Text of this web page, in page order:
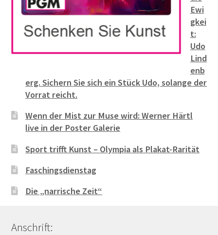
Ewi
gkei
t:
Udo
Lind
enb
erg. Sichern Sie sich ein Stück Udo, solange der
Vorrat reicht.
Wenn der Mist zur Muse wird: Werner Härtl
live in der Poster Galerie
Sport trifft Kunst – Olympia als Plakat-Rarität
Faschingsdienstag
Die „narrische Zeit“
Anschrift: